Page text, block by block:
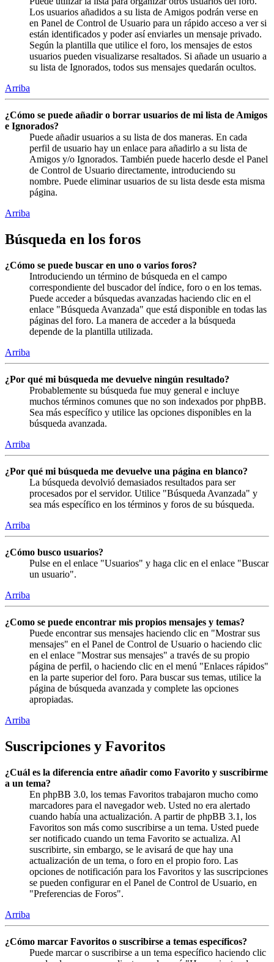
Los usuarios añadidos a su lista de Amigos podrán verse en
en Panel de Control de Usuario para un rápido acceso a ver si
están identificados y poder así enviarles un mensaje privado.
Según la plantilla que utilice el foro, los mensajes de estos
usuarios pueden visualizarse resaltados. Si añade un usuario a
su lista de Ignorados, todos sus mensajes quedarán ocultos.
Arriba
¿Cómo se puede añadir o borrar usuarios de mi lista de Amigos
e Ignorados?
Puede añadir usuarios a su lista de dos maneras. En cada
perfil de usuario hay un enlace para añadirlo a su lista de
Amigos y/o Ignorados. También puede hacerlo desde el Panel
de Control de Usuario directamente, introduciendo su
nombre. Puede eliminar usuarios de su lista desde esta misma
página.
Arriba
Búsqueda en los foros
¿Cómo se puede buscar en uno o varios foros?
Introduciendo un término de búsqueda en el campo
correspondiente del buscador del índice, foro o en los temas.
Puede acceder a búsquedas avanzadas haciendo clic en el
enlace "Búsqueda Avanzada" que está disponible en todas las
páginas del foro. La manera de acceder a la búsqueda
depende de la plantilla utilizada.
Arriba
¿Por qué mi búsqueda me devuelve ningún resultado?
Probablemente su búsqueda fue muy general e incluye
muchos términos comunes que no son indexados por phpBB.
Sea más específico y utilice las opciones disponibles en la
búsqueda avanzada.
Arriba
¿Por qué mi búsqueda me devuelve una página en blanco?
La búsqueda devolvió demasiados resultados para ser
procesados por el servidor. Utilice "Búsqueda Avanzada" y
sea más específico en los términos y foros de su búsqueda.
Arriba
¿Cómo busco usuarios?
Pulse en el enlace "Usuarios" y haga clic en el enlace "Buscar
un usuario".
Arriba
¿Como se puede encontrar mis propios mensajes y temas?
Puede encontrar sus mensajes haciendo clic en "Mostrar sus
mensajes" en el Panel de Control de Usuario o haciendo clic
en el enlace "Mostrar sus mensajes" a través de su propio
página de perfil, o haciendo clic en el menú "Enlaces rápidos"
en la parte superior del foro. Para buscar sus temas, utilice la
página de búsqueda avanzada y complete las opciones
apropiadas.
Arriba
Suscripciones y Favoritos
¿Cuál es la diferencia entre añadir como Favorito y suscribirme
a un tema?
En phpBB 3.0, los temas Favoritos trabajaron mucho como
marcadores para el navegador web. Usted no era alertado
cuando había una actualización. A partir de phpBB 3.1, los
Favoritos son más como suscribirse a un tema. Usted puede
ser notificado cuando un tema Favorito se actualiza. Al
suscribirte, sin embargo, se le avisará de que hay una
actualización de un tema, o foro en el propio foro. Las
opciones de notificación para los Favoritos y las suscripciones
se pueden configurar en el Panel de Control de Usuario, en
"Preferencias de Foros".
Arriba
¿Cómo marcar Favoritos o suscribirse a temas específicos?
Puede marcar o suscribirse a un tema específico haciendo clic